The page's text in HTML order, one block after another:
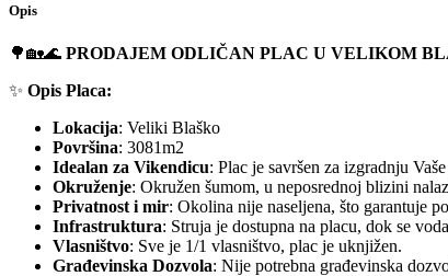
Opis
🌳🏡🌊 PRODAJEM ODLIČAN PLAC U VELIKOM
✨ Opis Placa:
Lokacija: Veliki Blaško
Površina: 3081m2
Idealan za Vikendicu: Plac je savršen za izgradnju
Okruženje: Okružen šumom, u neposrednoj blizini
Privatnost i mir: Okolina nije naseljena, što garantuje
Infrastruktura: Struja je dostupna na placu, dok se
Vlasništvo: Sve je 1/1 vlasništvo, plac je uknjižen.
Građevinska Dozvola: Nije potrebna građevinska